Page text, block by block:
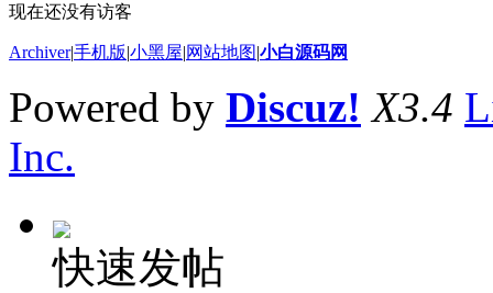
现在还没有访客
Archiver|手机版|小黑屋|网站地图|小白源码网
Powered by Discuz! X3.4
Inc.
快速发帖